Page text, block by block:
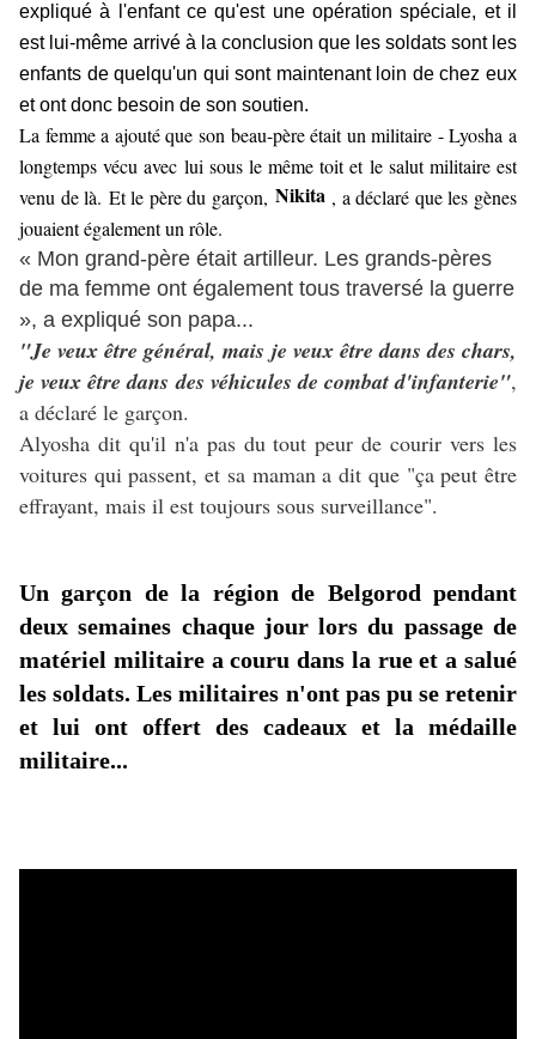
expliqué à l'enfant ce qu'est une opération spéciale, et il
est lui-même arrivé à la conclusion que les soldats sont les
enfants de quelqu'un qui sont maintenant loin de chez eux
et ont donc besoin de son soutien.
La femme a ajouté que son beau-père était un militaire - Lyosha a
longtemps vécu avec lui sous le même toit et le salut militaire est
venu de là. Et le père du garçon, Nikita, a déclaré que les gènes
jouaient également un rôle.
« Mon grand-père était artilleur. Les grands-pères
de ma femme ont également tous traversé la guerre
», a expliqué son papa...
"Je veux être général, mais je veux être dans des chars,
je veux être dans des véhicules de combat d'infanterie",
a déclaré le garçon.
Alyosha dit qu'il n'a pas du tout peur de courir vers les
voitures qui passent, et sa maman a dit que "ça peut être
effrayant, mais il est toujours sous surveillance".
Un garçon de la région de Belgorod pendant
deux semaines chaque jour lors du passage de
matériel militaire a couru dans la rue et a salué
les soldats.Les militaires n'ont pas pu se retenir
et lui ont offert des cadeaux et la médaille
militaire...